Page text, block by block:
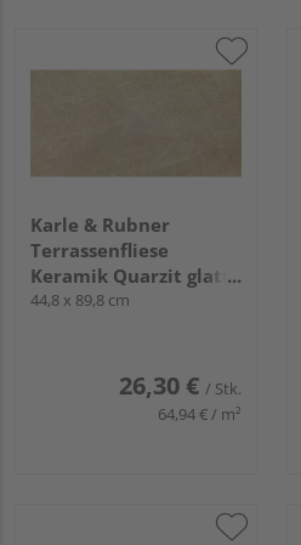
Karle & Rubner
Terrassenfliese
Keramik Quarzit glatt
TERRACON® Tavola -
44,8 x 89,8 cm
26,30 € / Stk.
64,94 € / m²